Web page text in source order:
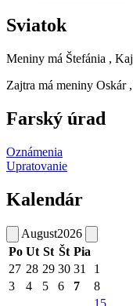
Sviatok
Meniny má Štefánia ,
Zajtra má meniny Oskár
Farský úrad
Oznámenia
Upratovanie
Kalendár
August2026
Po Ut St Št Pia
27 28 29 30 31 1
3
4 5 6 7 8
15